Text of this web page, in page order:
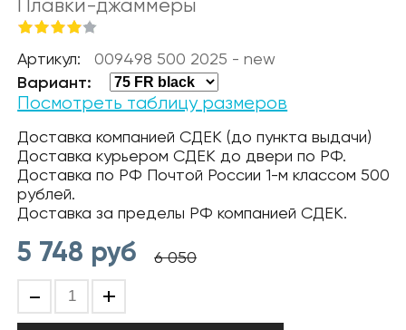
Плавки-джаммеры
Артикул: 009498 500 2025 - new
Вариант:
Посмотреть таблицу размеров
Доставка компанией СДЕК (до пункта выдачи)
Доставка курьером СДЕК до двери по РФ.
Доставка по РФ Почтой России 1-м классом 500
рублей.
Доставка за пределы РФ компанией СДЕК.
5 748 руб 6 050
- +